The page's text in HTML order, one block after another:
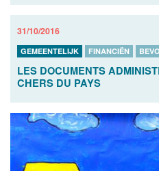
31/10/2016
GEMEENTELIJK FINANCIËN
LES DOCUMENTS
CHERS DU PAYS